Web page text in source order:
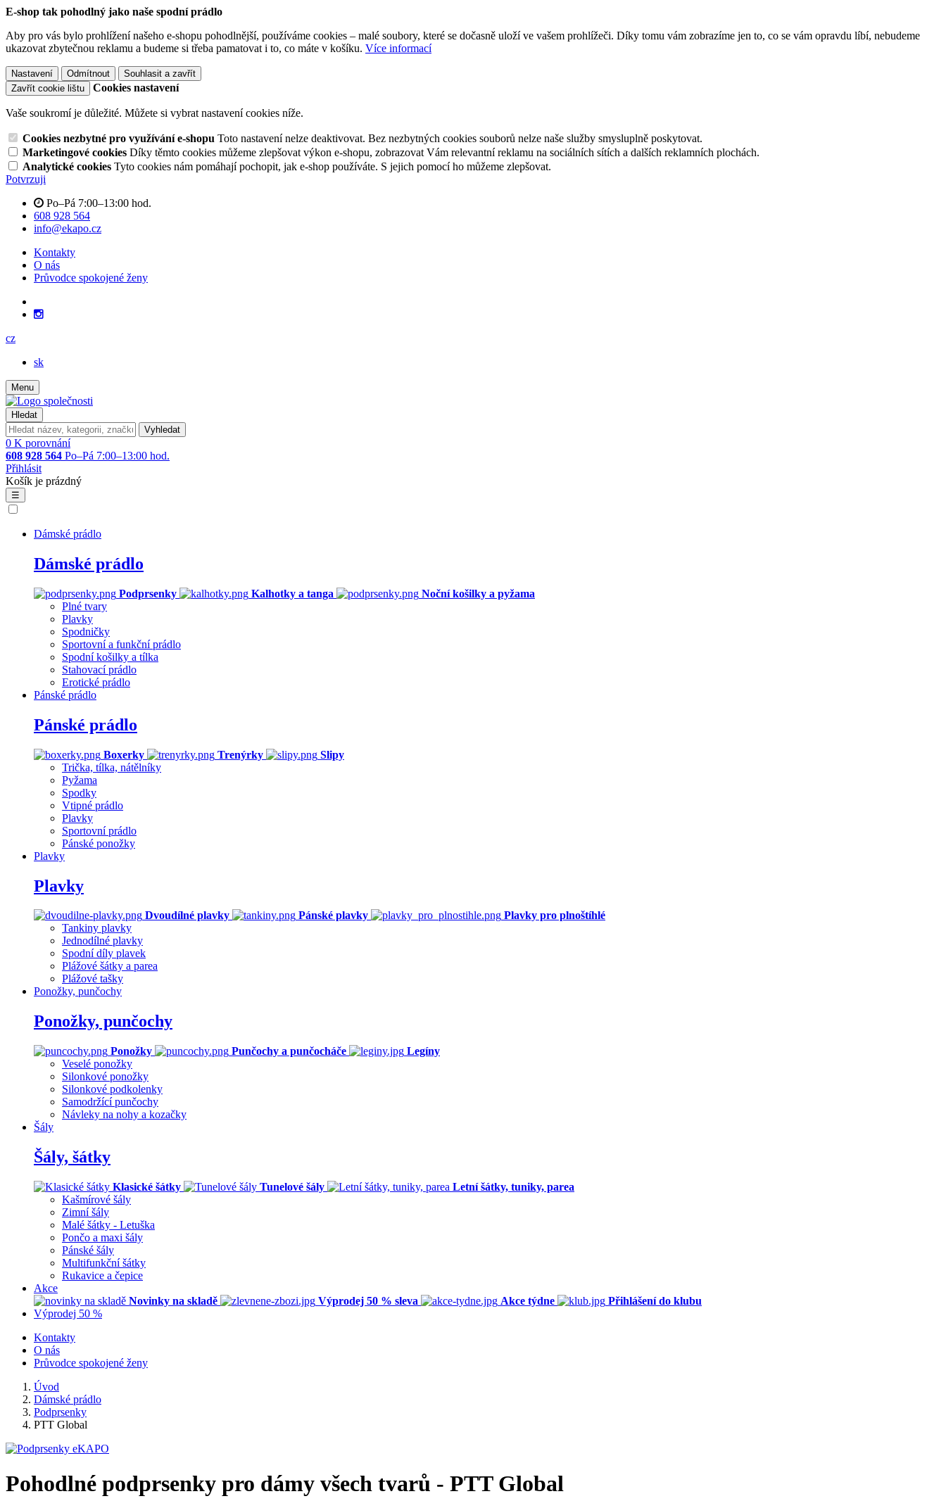
E-shop tak pohodlný jako naše spodní prádlo
Aby pro vás bylo prohlížení našeho e-shopu pohodlnější, používáme cookies – malé soubory, které se dočasně uloží ve vašem prohlížeči. Díky tomu vám zobrazíme jen to, co se vám opravdu líbí, nebudeme
ukazovat zbytečnou reklamu a budeme si třeba pamatovat i to, co máte v košíku. Více informací
Nastavení Odmítnout
Souhlasit a zavřít
Zavřít cookie lištu
Cookies nastavení
Vaše soukromí je důležité. Můžete si vybrat nastavení cookies níže.
Cookies nezbytné pro využívání e-shopu Toto nastavení nelze deaktivovat. Bez nezbytných cookies souborů nelze naše služby smysluplně poskytovat.
Marketingové cookies Díky těmto cookies můžeme zlepšovat výkon e-shopu, zobrazovat Vám relevantní reklamu na sociálních sítích a dalších reklamních plochách.
Analytické cookies Tyto cookies nám pomáhají pochopit, jak e-shop používáte. S jejich pomocí ho můžeme zlepšovat.
Potvrzuji
Po–Pá 7:00–13:00 hod.
608 928 564
info@ekapo.cz
Kontakty
O nás
Průvodce spokojené ženy
cz
sk
Menu
Hledat
Vyhledat
0 K porovnání
608 928 564 Po–Pá 7:00–13:00 hod.
Přihlásit
Košík je prázdný
☰
Dámské prádlo
Dámské prádlo
Podprsenky Kalhotky a tanga
Noční košilky a pyžama
Plné tvary
Plavky
Spodničky
Sportovní a funkční prádlo
Spodní košilky a tílka
Stahovací prádlo
Erotické prádlo
Pánské prádlo
Pánské prádlo
Boxerky Trenýrky
Slipy
Trička, tílka, nátělníky
Pyžama
Spodky
Vtipné prádlo
Plavky
Sportovní prádlo
Pánské ponožky
Plavky
Plavky
Dvoudílné plavky Pánské plavky
Plavky pro plnoštíhlé
Tankiny plavky
Jednodílné plavky
Spodní díly plavek
Plážové šátky a parea
Plážové tašky
Ponožky, punčochy
Ponožky, punčochy
Ponožky Punčochy a punčocháče
Legíny
Veselé ponožky
Silonkové ponožky
Silonkové podkolenky
Samodržící punčochy
Návleky na nohy a kozačky
Šály
Šály, šátky
Klasické šátky Tunelové šály
Letní šátky, tuniky, parea
Kašmírové šály
Zimní šály
Malé šátky - Letuška
Pončo a maxi šály
Pánské šály
Multifunkční šátky
Rukavice a čepice
Akce
Novinky na skladě
Výprodej 50 % sleva Akce týdne
Přihlášení do klubu
Výprodej 50 %
Kontakty
O nás
Průvodce spokojené ženy
Úvod
Dámské prádlo
Podprsenky
PTT Global
Pohodlné podprsenky pro dámy všech tvarů - PTT Global